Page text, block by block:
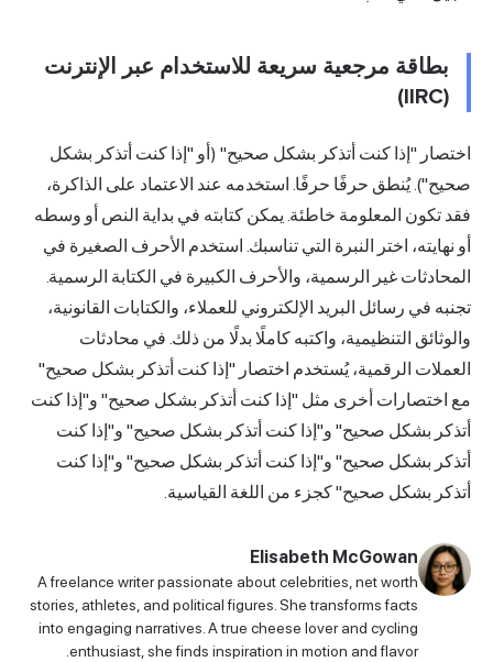
بطاقة مرجعية سريعة للاستخدام عبر الإنترنت
(IIRC)
اختصار "إذا كنت أتذكر بشكل صحيح" (أو "إذا كنت أتذكر بشكل
صحيح"). يُنطق حرفًا حرفًا. استخدمه عند الاعتماد على الذاكرة،
فقد تكون المعلومة خاطئة. يمكن كتابته في بداية النص أو وسطه
أو نهايته، اختر النبرة التي تناسبك. استخدم الأحرف الصغيرة في
المحادثات غير الرسمية، والأحرف الكبيرة في الكتابة الرسمية.
تجنبه في رسائل البريد الإلكتروني للعملاء، والكتابات القانونية،
والوثائق التنظيمية، واكتبه كاملًا بدلًا من ذلك. في محادثات
العملات الرقمية، يُستخدم اختصار "إذا كنت أتذكر بشكل صحيح"
مع اختصارات أخرى مثل "إذا كنت أتذكر بشكل صحيح" و"إذا كنت
أتذكر بشكل صحيح" و"إذا كنت أتذكر بشكل صحيح" و"إذا كنت
أتذكر بشكل صحيح" و"إذا كنت أتذكر بشكل صحيح" و"إذا كنت
أتذكر بشكل صحيح" كجزء من اللغة القياسية.
Elisabeth McGowan
A freelance writer passionate about celebrities, net worth
stories, athletes, and political figures. She transforms facts
into engaging narratives. A true cheese lover and cycling
enthusiast, she finds inspiration in motion and flavor.